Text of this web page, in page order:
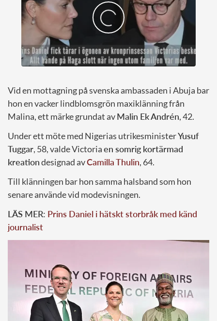
Vid en mottagning på svenska ambassaden i Abuja bar
hon en vacker lindblomsgrön maxiklänning från
Malina, ett märke grundat avMalin Ek Andrén, 42.
Under ett möte med Nigerias utrikesministerYusuf
Tuggar, 58, valde Victoriaen somrig kortärmad
kreationdesignad avCamilla Thulin, 64.
Till klänningen bar hon samma halsband som hon
senare använde vid modevisningen.
LÄS MER: Prins Daniel i hätskt storbråk med känd
journalist